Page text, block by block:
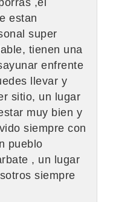
estan
super
tienen una
enfrente
llevar y
sitio, un lugar
muy bien y
siempre con
pueblo
, un lugar
siempre